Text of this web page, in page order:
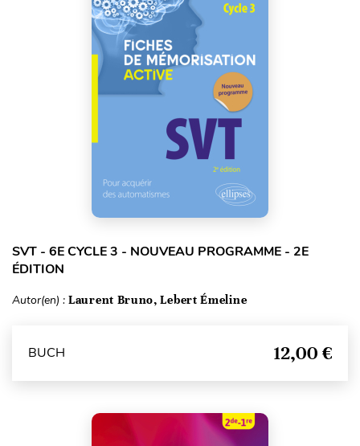
SVT - 6E CYCLE 3 - NOUVEAU PROGRAMME - 2E
ÉDITION
Autor(en) : Laurent Bruno, Lebert Émeline
BUCH 12,00 €